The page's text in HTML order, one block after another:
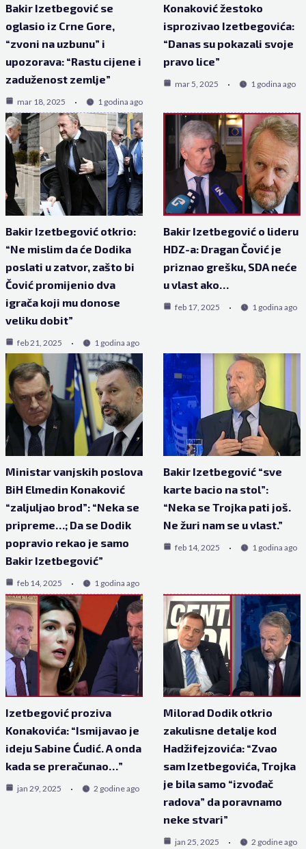
Bakir Izetbegović se
oglasio iz Crne Gore,
“zvoni na uzbunu” i
upozorava: “Rastu cijene i
zaduženost zemlje”
mar 18, 2025 1 godina ago
Konaković žestoko
isprozivao Izetbegovića:
“Danas su pokazali svoje
pravo lice”
mar 5, 2025 1 godina ago
Bakir Izetbegović otkrio:
“Ne mislim da će Dodika
poslati u zatvor, zašto bi
Čović promijenio dva
igrača koji mu donose
veliku dobit”
feb 21, 2025 1 godina ago
Bakir Izetbegović o lideru
HDZ-a: Dragan Čović je
priznao grešku, SDA neće
u vlast ako…
feb 17, 2025 1 godina ago
Ministar vanjskih poslova
BiH Elmedin Konaković
“zaljuljao brod”: “Neka se
pripreme…; Da se Dodik
popravio rekao je samo
Bakir Izetbegović”
feb 14, 2025 1 godina ago
Bakir Izetbegović “sve
karte bacio na stol”:
“Neka se Trojka pati još.
Ne žuri nam se u vlast.”
feb 14, 2025 1 godina ago
Izetbegović proziva
Konakovića: “Ismijavao je
ideju Sabine Ćudić. A onda
kada se preračunao…”
jan 29, 2025 2 godine ago
Milorad Dodik otkrio
zakulisne detalje kod
Hadžifejzovića: “Zvao
sam Izetbegovića, Trojka
je bila samo “izvođač
radova” da poravnamo
neke stvari”
jan 25, 2025 2 godine ago